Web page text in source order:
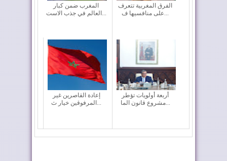
المغرب ضمن كبار
العالم في جذب الاست...
الفرق المغربية تتعرف
على منافسيها ف...
إعادة القاصرين غير
المرفوقين خيار ث...
أربعة أولويات تؤطر
مشروع قانون الما...